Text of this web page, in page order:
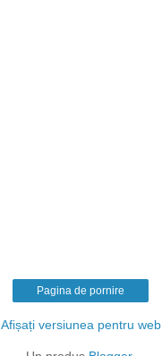
Pagina de pornire
Afișați versiunea pentru web